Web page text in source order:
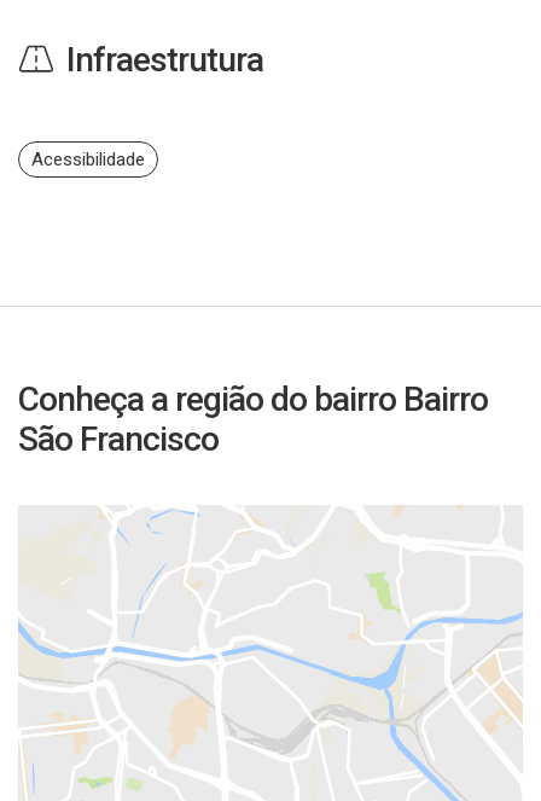
Infraestrutura
Acessibilidade
Conheça a região do bairro Bairro
São Francisco